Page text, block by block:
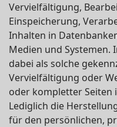
Vervielfältigung,
Einspeicherung,
Inhalten in
Medien und Systemen.
dabei als solche
Vervielfältigung oder
oder kompletter Seiten
Lediglich die
für den persönlichen,